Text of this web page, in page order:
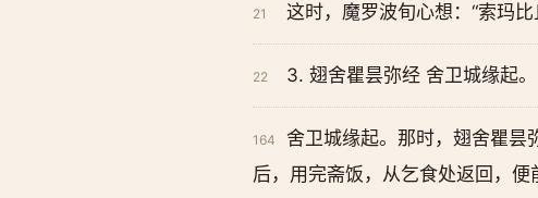
21 这时，魔罗波旬心想：“索玛
22 3. 翅舍瞿昙弥经 舍卫城缘起。
164
舍卫城缘起。那时，翅舍瞿昙
后，用完斋饭，从乞食处返回，